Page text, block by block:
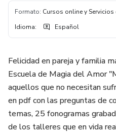
Formato: Cursos online y
Idioma: Español
Felicidad en pareja y familia
Escuela de Magia del Amor
aquellos que no necesitan
en pdf con las preguntas de
temas, 25 fonogramas
de los talleres que en vida